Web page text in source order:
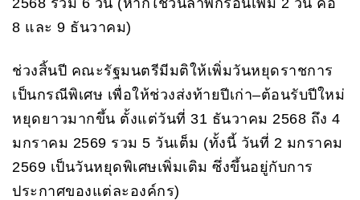
8 และ 9 ธันวาคม)
ช่วงสิ้นปี คณะรัฐมนตรีมีมติให้เพิ่มวันหยุดราชการ
เป็นกรณีพิเศษ เพื่อให้ช่วงส่งท้ายปีเก่า–ต้อนรับปีใหม่
หยุดยาวมากขึ้น ตั้งแต่วันที่ 31 ธันวาคม 2568 ถึง 4
มกราคม 2569 รวม 5 วันเต็ม (ทั้งนี้ วันที่ 2 มกราคม
2569 เป็นวันหยุดพิเศษเพิ่มเติม ซึ่งขึ้นอยู่กับการ
ประกาศของแต่ละองค์กร)